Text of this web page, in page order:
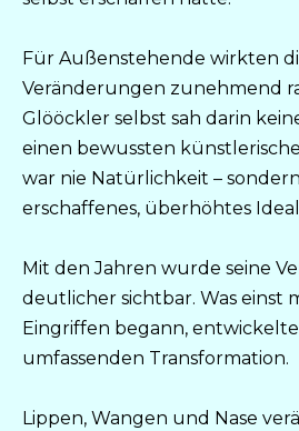
Für Außenstehende wirkten
Veränderungen zunehmend
Glööckler selbst sah darin
einen bewussten
war nie Natürlichkeit –
erschaffenes, überhöhtes
Mit den Jahren wurde seine
deutlicher sichtbar. Was einst
Eingriffen begann,
umfassenden Transformation.
Lippen, Wangen und Nase